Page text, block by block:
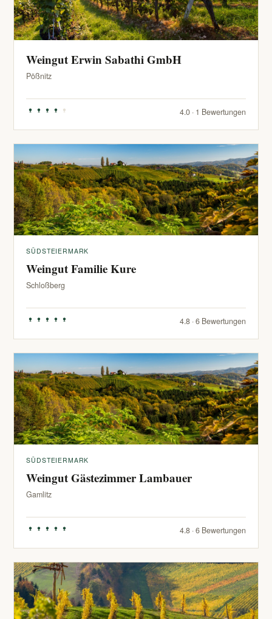
Weingut Erwin Sabathi GmbH
Pößnitz
4.0 · 1 Bewertungen
SÜDSTEIERMARK
Weingut Familie Kure
Schloßberg
4.8 · 6 Bewertungen
SÜDSTEIERMARK
Weingut Gästezimmer Lambauer
Gamlitz
4.8 · 6 Bewertungen